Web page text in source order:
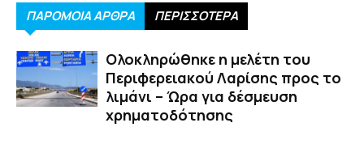
ΠΑΡΟΜΟΙΑ ΑΡΘΡΑ ΠΕΡΙΣΣΟΤΕΡΑ
Ολοκληρώθηκε η μελέτη του
Περιφερειακού Λαρίσης προς το
λιμάνι – Ώρα για δέσμευση
χρηματοδότησης